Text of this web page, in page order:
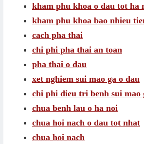
kham phu khoa o dau tot ha
kham phu khoa bao nhieu
cach pha thai
chi phi pha thai an toan
pha thai o dau
xet nghiem sui mao ga o dau
chi phi dieu tri benh sui mao
chua benh lau o ha noi
chua hoi nach o dau tot nhat
chua hoi nach